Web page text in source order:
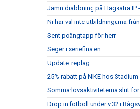
Jämn drabbning på Hagsätra IP
Ni har väl inte utbildningarna
Sent poängtapp för herr
Seger i seriefinalen
Update: replag
25% rabatt på NIKE hos Stadium
Sommarlovsaktiviteterna slut
Drop in fotboll under v.32 i